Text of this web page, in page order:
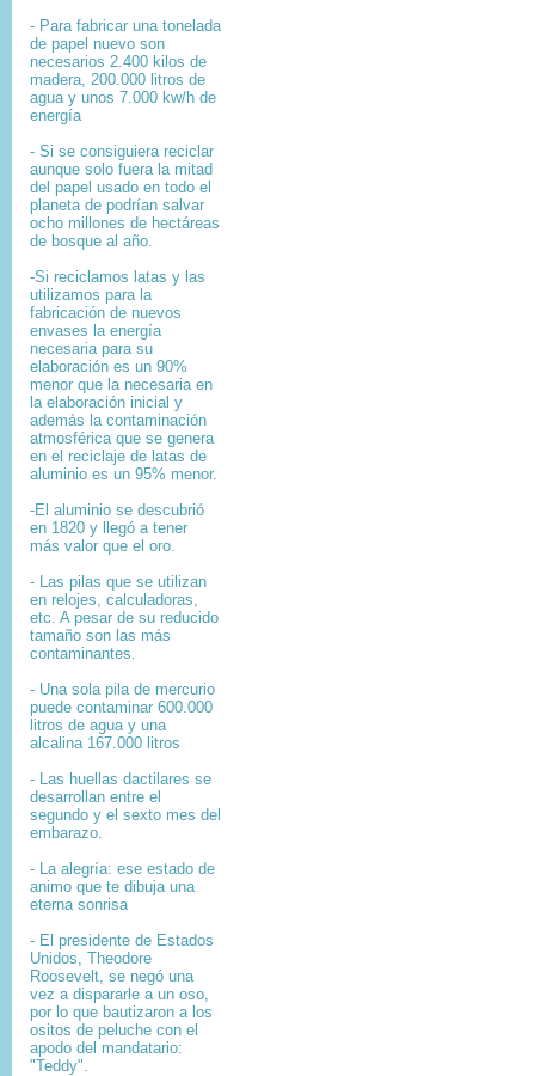
- Para fabricar una tonelada
de papel nuevo son
necesarios 2.400 kilos de
madera, 200.000 litros de
agua y unos 7.000 kw/h de
energía
- Si se consiguiera reciclar
aunque solo fuera la mitad
del papel usado en todo el
planeta de podrían salvar
ocho millones de hectáreas
de bosque al año.
-Si reciclamos latas y las
utilizamos para la
fabricación de nuevos
envases la energía
necesaria para su
elaboración es un 90%
menor que la necesaria en
la elaboración inicial y
además la contaminación
atmosférica que se genera
en el reciclaje de latas de
aluminio es un 95% menor.
-El aluminio se descubrió
en 1820 y llegó a tener
más valor que el oro.
- Las pilas que se utilizan
en relojes, calculadoras,
etc. A pesar de su reducido
tamaño son las más
contaminantes.
- Una sola pila de mercurio
puede contaminar 600.000
litros de agua y una
alcalina 167.000 litros
- Las huellas dactilares se
desarrollan entre el
segundo y el sexto mes del
embarazo.
- La alegría: ese estado de
animo que te dibuja una
eterna sonrisa
- El presidente de Estados
Unidos, Theodore
Roosevelt, se negó una
vez a dispararle a un oso,
por lo que bautizaron a los
ositos de peluche con el
apodo del mandatario:
"Teddy".